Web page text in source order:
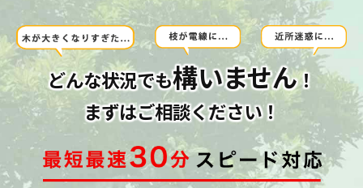
どんな状況でも構いません！
まずはご相談ください！